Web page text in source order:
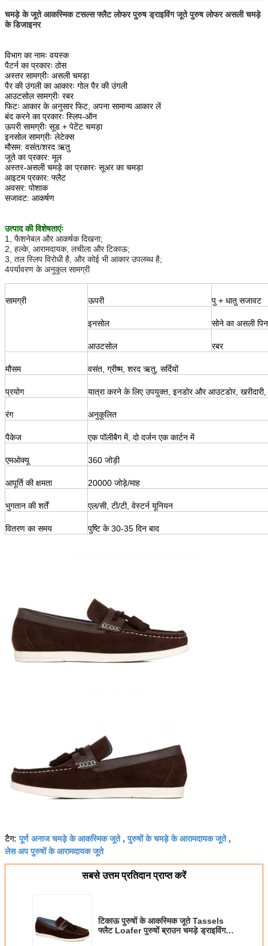
चमड़े के जूते आकस्मिक टसल्स फ्लैट लोफर पुरुष ड्राइविंग जूते पुरुष लोफर असली चमड़े
के डिजाइनर
विभाग का नामः वयस्क
पैटर्न का प्रकारः ठोस
अस्तर सामग्रीः असली चमड़ा
पैर की उंगली का आकारः गोल पैर की उंगली
आउटसोल सामग्रीः रबर
फिटः आकार के अनुसार फिट, अपना सामान्य आकार लें
बंद करने का प्रकारः स्लिप-ऑन
ऊपरी सामग्रीः सूड + पेटेंट चमड़ा
इनसोल सामग्रीः लेटेक्स
मौसम: वसंत/शरद ऋतु
जूते का प्रकार: मूल
अस्तर-असली चमड़े का प्रकारः सूअर का चमड़ा
आइटम प्रकार: फ्लैट
अवसर: पोशाक
सजावट: आकर्षण
उत्पाद की विशेषताएंः
1, फैशनेबल और आकर्षक दिखना;
2, हल्के, आरामदायक, लचीला और टिकाऊ;
3, तल स्लिप विरोधी है, और कोई भी आकार उपलब्ध है;
4पर्यावरण के अनुकूल सामग्री
सामग्री ऊपरी पु + धातु सजावट
इनसोल सोने का असली
आउटसोल रबर
मौसम वसंत, ग्रीष्म, शरद ऋतु, सर्दियों
प्रयोग यात्रा करने के लिए उपयुक्त, इनडोर और आउटडोर, खरीदारी,
रंग अनुकूलित
पैकेज एक पॉलीबैग में, दो दर्जन एक कार्टन में
एमओक्यू 360 जोड़ी
आपूर्ति की क्षमता 20000 जोड़े/माह
भुगतान की शर्तें एल/सी, टी/टी, वेस्टर्न यूनियन
वितरण का समय पुष्टि के 30-35 दिन बाद
टैग:पूर्ण अनाज चमड़े के आकस्मिक जूते,पुरुषों के चमड़े के आरामदायक जूते,
लेस अप पुरुषों के आरामदायक जूते
सबसे उत्तम प्रतिदान प्राप्त करें
टिकाऊ पुरुषों के आकस्मिक जूते Tassels
फ्लैट Loafer पुरुषों ब्राउन चमड़े ड्राइविंग